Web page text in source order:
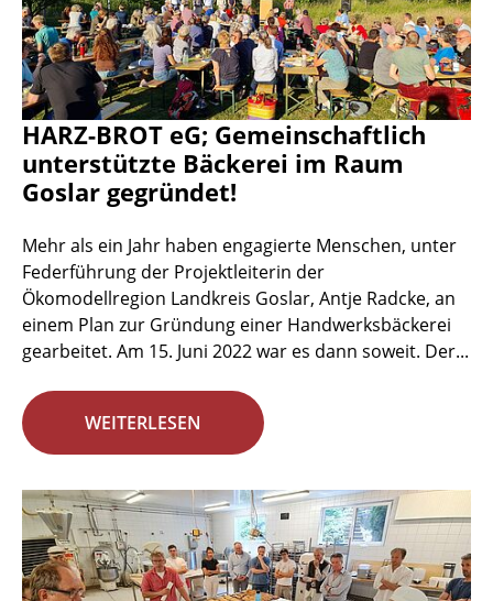
HARZ-BROT eG; Gemeinschaftlich
unterstützte Bäckerei im Raum
Goslar gegründet!
Mehr als ein Jahr haben engagierte Menschen, unter
Federführung der Projektleiterin der
Ökomodellregion Landkreis Goslar, Antje Radcke, an
einem Plan zur Gründung einer Handwerksbäckerei
gearbeitet. Am 15. Juni 2022 war es dann soweit. Der...
WEITERLESEN